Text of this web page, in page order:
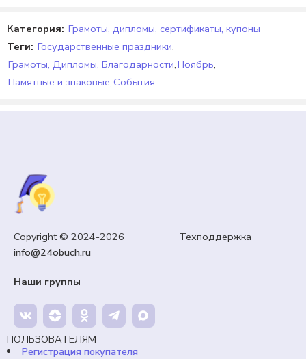
РАЗГОВОРЫ О ВАЖНОМ
Как создают мультфильмы? РОВ (12 ЯНВАРЯ).
99,00₽Кешбэк:
Продавец:24obuch.ru
В корзину
Категория: Грамоты, дипломы, сертификаты, купоны
Теги: Государственные праздники,
Грамоты, Дипломы, Благодарности,Ноябрь,
Памятные и знаковые, События
Copyright © 2024-2026 Техподдержка
info@24obuch.ru
Наши группы
ПОЛЬЗОВАТЕЛЯМ
Регистрация покупателя